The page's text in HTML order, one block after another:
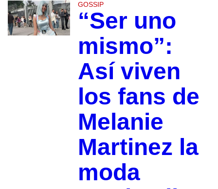
GOSSIP
“Ser uno
mismo”:
Así viven
los fans de
Melanie
Martinez la
moda